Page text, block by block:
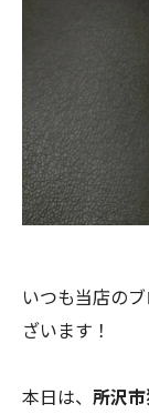
いつも当店の
ざいます！
本日は、 所沢